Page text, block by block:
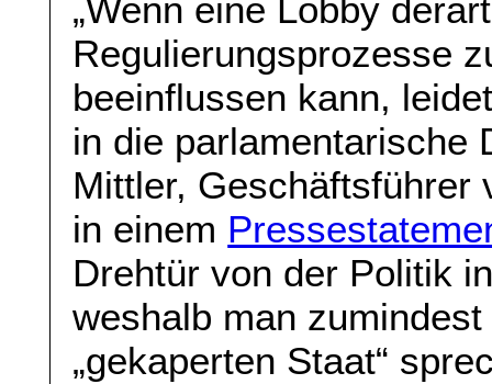
„Wenn eine Lobby
Regulierungsprozesse
beeinflussen kann,
in die parlamentarische
Mittler, Geschäftsführer
in einem
Drehtür von der Politik
weshalb man
„gekaperten Staat“